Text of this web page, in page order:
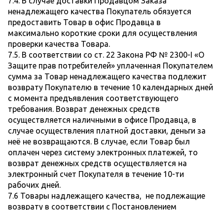
ненадлежащего качества Покупатель обязуется
предоставить Товар в офис Продавца в
максимально короткие сроки для осуществления
проверки качества Товара.
7.5. В соответствии со ст. 22 Закона РФ № 2300-I «О
Защите прав потребителей» уплаченная Покупателем
сумма за Товар ненадлежащего качества подлежит
возврату Покупателю в течение 10 календарных дней
с момента предъявления соответствующего
требования. Возврат денежных средств
осуществляется наличными в офисе Продавца, в
случае осуществления платной доставки, деньги за
неё не возвращаются. В случае, если Товар был
оплачен через систему электронных платежей, то
возврат денежных средств осуществляется на
электронный счет Покупателя в течение 10-ти
рабочих дней.
7.6 Товары надлежащего качества, не подлежащие
возврату в соответствии с Постановлением